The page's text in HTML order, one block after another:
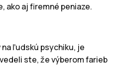
ako aj firemné peniaze.
ľudskú psychiku, je
ste, že výberom farieb